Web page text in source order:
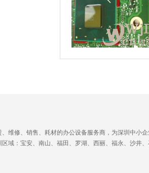
维修、销售、耗材的办公设备服务商，为深圳中小
域：宝安、南山、福田、罗湖、西丽、福永、沙井